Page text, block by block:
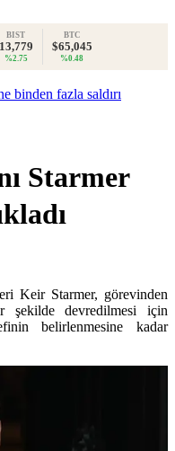
BIST
13,779
%2.75
BTC
$65,045
%0.48
binden fazla saldırı
Starmer
Keir Starmer, görevinden
şekilde devredilmesi için
belirlenmesine kadar